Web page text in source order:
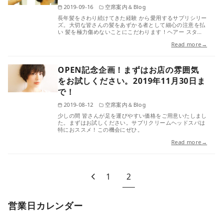
2019-09-16
空席案内＆Blog
長年髪をさわり続けてきた経験 から愛用するサプリシリー
ズ。大切な皆さんの髪をあずかる者として細心の注意を払
い 髪を極力傷めないことにこだわります！ヘアー スタ…
Read more→
OPEN記念企画！まずはお店の雰囲気
をお試しください。2019年11月30日ま
で！
2019-08-12
空席案内＆Blog
少しの間 皆さんが足を運びやすい価格をご用意いたしまし
た。まずはお試しください。サプリクリームヘッドスパは
特におススメ！この機会にぜひ。
Read more→
1 2
営業日カレンダー